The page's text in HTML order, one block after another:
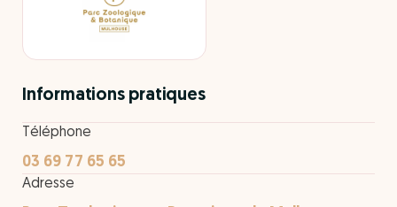
Informations pratiques
Téléphone
03 69 77 65 65
Adresse